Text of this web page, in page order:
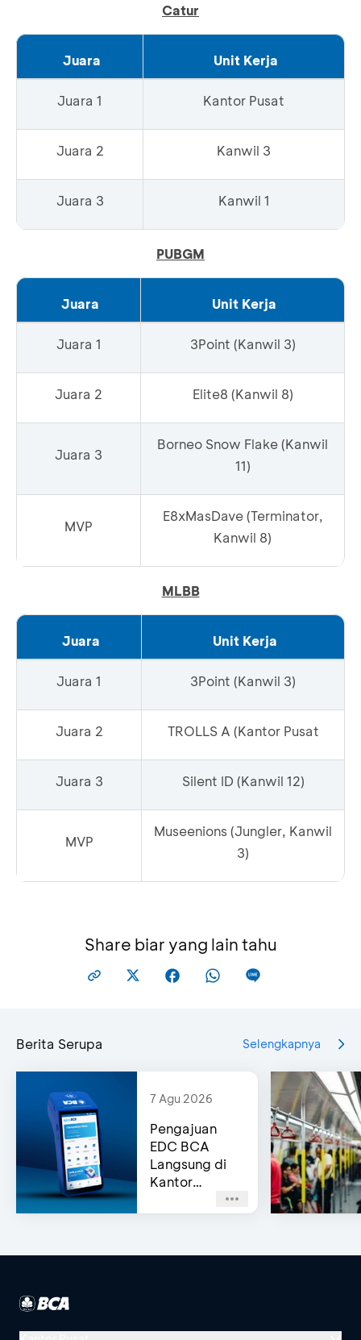
Catur
Juara Unit Kerja
Juara 1 Kantor Pusat
Juara 2 Kanwil 3
Juara 3 Kanwil 1
PUBGM
Juara Unit Kerja
Juara 1 3Point (Kanwil 3)
Juara 2 Elite8 (Kanwil 8)
Juara 3
Borneo Snow Flake (Kanwil
11)
MVP
E8xMasDave (Terminator,
Kanwil 8)
MLBB
Juara Unit Kerja
Juara 1 3Point (Kanwil 3)
Juara 2 TROLLS A (Kantor Pusat
Juara 3 Silent ID (Kanwil 12)
MVP
Museenions (Jungler, Kanwil
3)
Share biar yang lain tahu
Berita Serupa Selengkapnya
7 Agu 2026
Pengajuan
EDC BCA
Langsung di
Kantor
(Same-Day